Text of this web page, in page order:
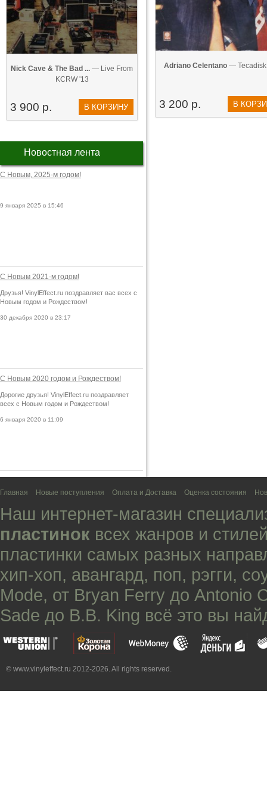
Nick Cave & The Bad ... — Live From
KCRW '13
3 900 р. В КОРЗИНУ
Новостная лента
С Новым, 2025-м годом!
9 января 2025 в 15:46
С Новым 2021-м годом!
Друзья! VinylEffect.ru поздравляет вас всех с
Новым годом и Рождеством!
30 декабря 2020 в 23:17
С Новым 2020 годом и Рождеством!
Дорогие друзья! VinylEffect.ru поздравляет
всех с Новым годом и Рождеством!
6 января 2020 в 11:09
Adriano Celentano —
3 200 р. В
Главная Новые поступления Оплата и Доставка Оценка состояния
Наш интернет-магазин
пластинок всех жанров и
пластинки самых разных
хип-хоп, авангард, поп, рэгги,
Mode, от Bryan Ferry до Antonio
Sade до B.B. King всё это вы
© www.vinyleffect.ru 2012-2026. All rights reserved.